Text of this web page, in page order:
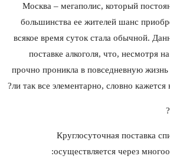
Москва – мегаполис, который
большинства ее жителей шанс
всякое время суток стала обычной.
поставке алкоголя, что, несмотря
прочно проникла в повседневную
ли так все элементарно, словно кажется
Круглосуточная поставка
осуществляется через